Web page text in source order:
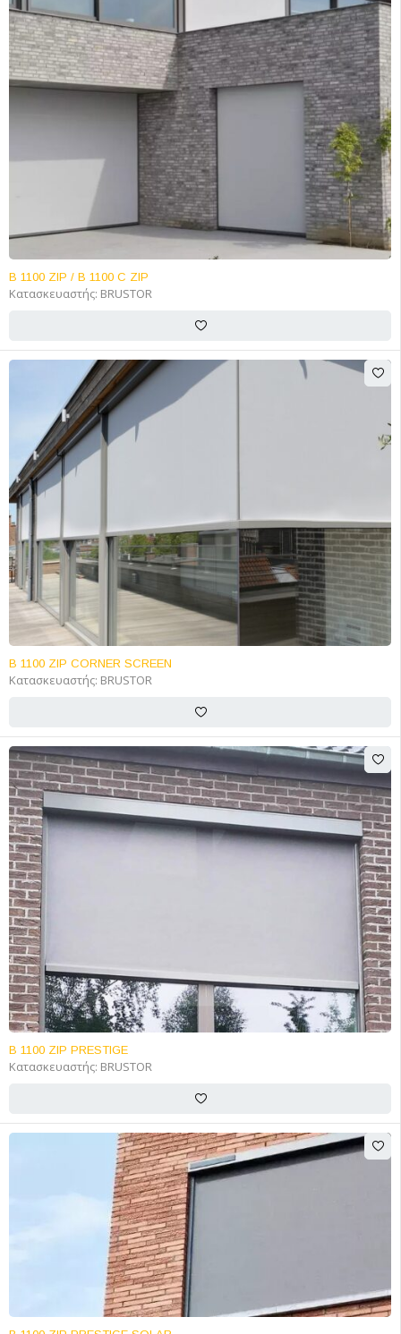
B 1100 ZIP / B 1100 C ZIP
Κατασκευαστής: BRUSTOR
B 1100 ZIP CORNER SCREEN
Κατασκευαστής: BRUSTOR
B 1100 ZIP PRESTIGE
Κατασκευαστής: BRUSTOR